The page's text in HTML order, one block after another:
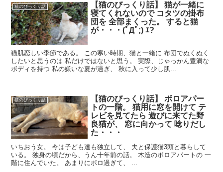
猫のびっくり話
【猫のびっくり話】 猫が一緒に
寝てくれないので コタツの掛布
団を 全部まくった。 すると猫
が・・・(ﾟДﾟ;) ｴ?
猫肌恋しい季節である。 この寒い時期、猫と一緒に 布団でぬくぬく
したいと思うのは 私だけではないと思う。 実際、じゃっかん豊満な
ボディを持つ 私の嫌いな夏が過ぎ、 秋に入って少し肌...
猫のびっくり話
【猫のびっくり話】 ボロアパー
トの一階。 猫用に窓を開けて テ
レビを見てたら 遊びに来てた野
良猫が、 窓に向かって 唸りだし
た・・・
いちおう女。 今は子ども達も独立して、 夫と保護猫3頭と暮らして
いる。 独身の頃だから、うん十年前の話。 木造のボロアパートの 一
階に住んでいた。 あまりにボロ過ぎて、 ...